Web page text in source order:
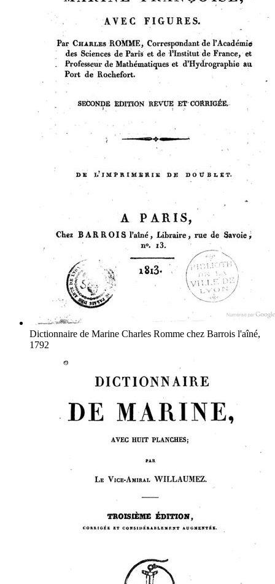
Dictionnaire de Marine Charles Romme chez Barrois l'aîné,
1792